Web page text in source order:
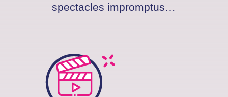
spectacles impromptus…